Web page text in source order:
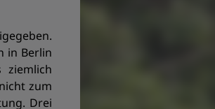
in Berlin
ziemlich
zum
Drei